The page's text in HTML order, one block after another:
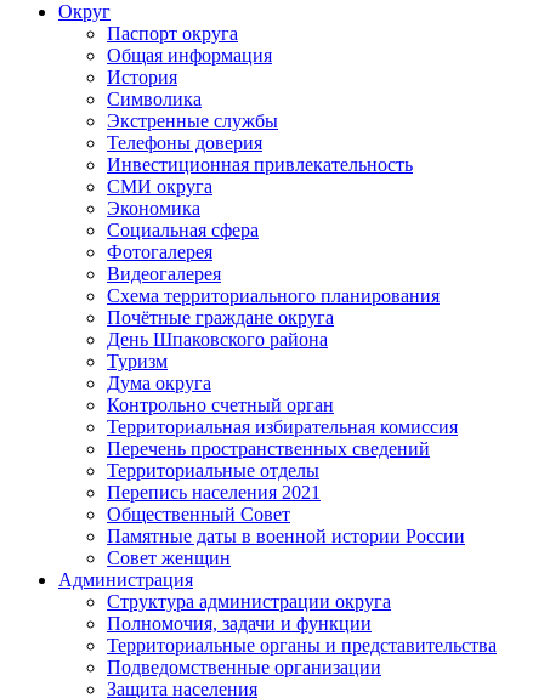
Округ
Паспорт округа
Общая информация
История
Символика
Экстренные службы
Телефоны доверия
Инвестиционная привлекательность
СМИ округа
Экономика
Социальная сфера
Фотогалерея
Видеогалерея
Схема территориального планирования
Почётные граждане округа
День Шпаковского района
Туризм
Дума округа
Контрольно счетный орган
Территориальная избирательная комиссия
Перечень пространственных сведений
Территориальные отделы
Перепись населения 2021
Общественный Совет
Памятные даты в военной истории России
Совет женщин
Администрация
Структура администрации округа
Полномочия, задачи и функции
Территориальные органы и представительства
Подведомственные организации
Защита населения